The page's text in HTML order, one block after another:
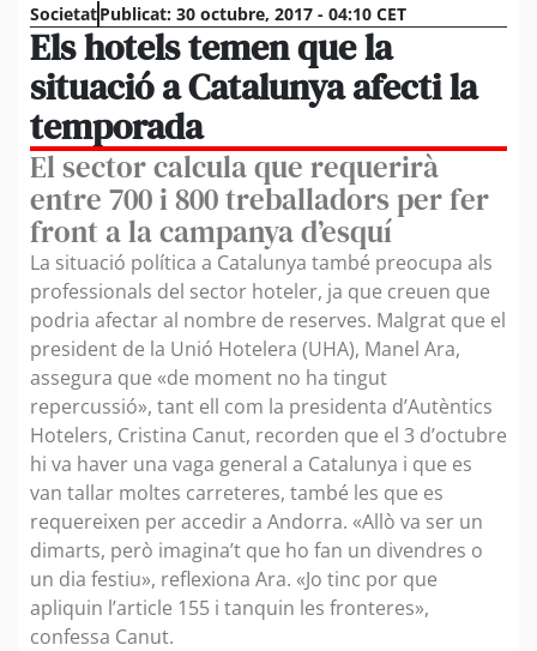
SocietatPublicat: 30 octubre, 2017 - 04:10 CET
Els hotels temen que la
situació a Catalunya afecti la
temporada
El sector calcula que requerirà
entre 700 i 800 treballadors per fer
front a la campanya d’esquí
La situació política a Catalunya també preocupa als
professionals del sector hoteler, ja que creuen que
podria afectar al nombre de reserves. Malgrat que el
president de la Unió Hotelera (UHA), Manel Ara,
assegura que «de moment no ha tingut
repercussió», tant ell com la presidenta d’Autèntics
Hotelers, Cristina Canut, recorden que el 3 d’octubre
hi va haver una vaga general a Catalunya i que es
van tallar moltes carreteres, també les que es
requereixen per accedir a Andorra. «Allò va ser un
dimarts, però imagina’t que ho fan un divendres o
un dia festiu», reflexiona Ara. «Jo tinc por que
apliquin l’article 155 i tanquin les fronteres»,
confessa Canut.